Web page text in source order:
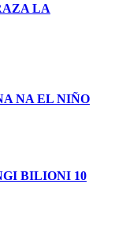
LA
NA EL NIÑO
BILIONI 10